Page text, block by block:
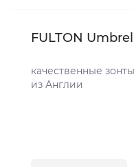
FULTON
качественные зонты
из Англии